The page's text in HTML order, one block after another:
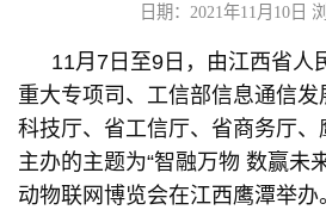
日期：2021年11月10日
11月7日至9日，由江西省人
重大专项司、工信部信息通信
科技厅、省工信厅、省商务厅
主办的主题为“智融万物 数赢未
动物联网博览会在江西鹰潭举